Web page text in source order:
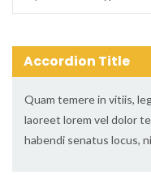
Accordion Title
Quam temere in vitiis,
laoreet lorem vel dolor
habendi senatus locus,